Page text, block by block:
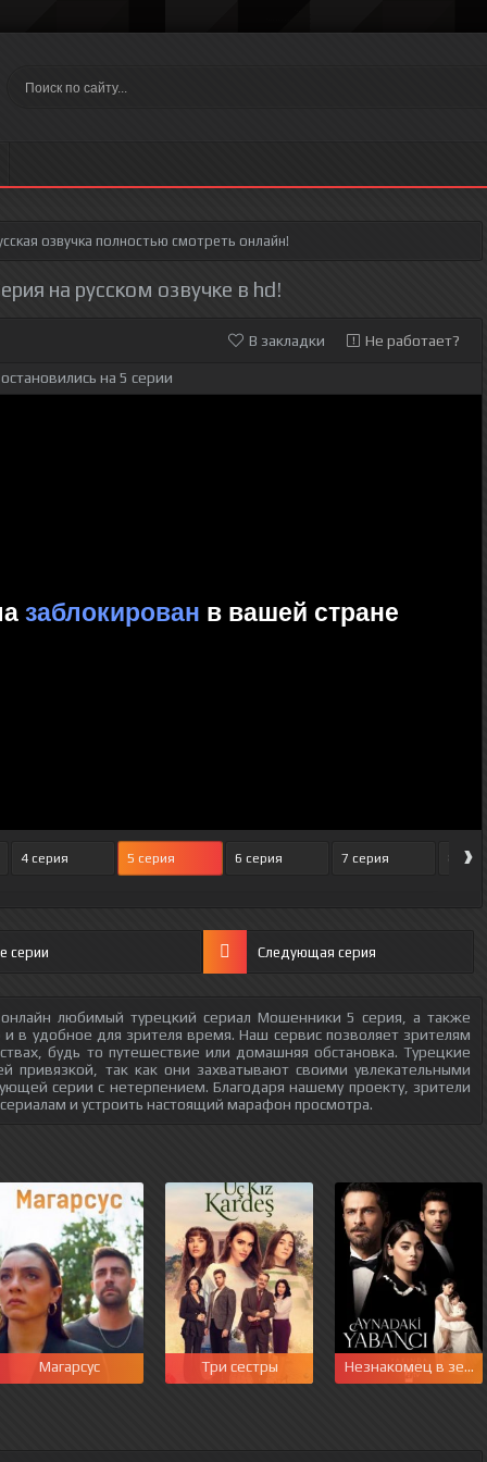
озвучка полностью смотреть онлайн!
на русском озвучке в hd!
В закладки Не работает?
на 5 серии
4 серия 5 серия 6 серия 7 серия 8 ›
серии Следующая серия
любимый турецкий сериал Мошенники 5 серия, а также
в удобное для зрителя время. Наш сервис позволяет зрителям
будь то путешествие или домашняя обстановка. Турецкие
привязкой, так как они захватывают своими увлекательными
серии с нетерпением. Благодаря нашему проекту, зрители
и устроить настоящий марафон просмотра.
Магарсус Три сестры Незнакомец в